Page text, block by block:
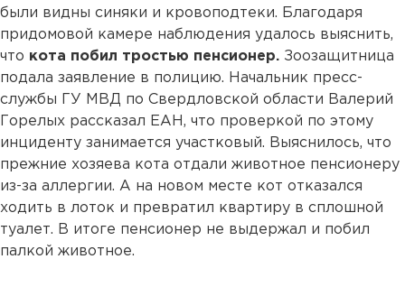
были видны синяки и кровоподтеки. Благодаря
придомовой камере наблюдения удалось выяснить,
что кота побил тростью пенсионер. Зоозащитница
подала заявление в полицию. Начальник пресс-
службы ГУ МВД по Свердловской области Валерий
Горелых рассказал ЕАН, что проверкой по этому
инциденту занимается участковый. Выяснилось, что
прежние хозяева кота отдали животное пенсионеру
из-за аллергии. А на новом месте кот отказался
ходить в лоток и превратил квартиру в сплошной
туалет. В итоге пенсионер не выдержал и побил
палкой животное.